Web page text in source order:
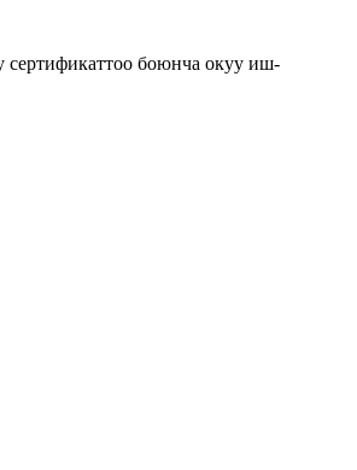
сертификаттоо боюнча окуу иш-